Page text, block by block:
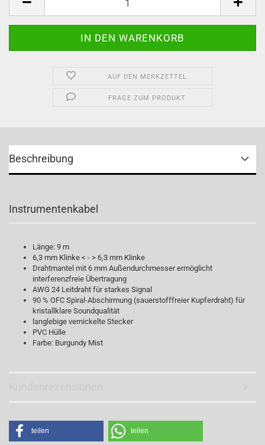
AUF DEN MERKZETTEL
FRAGE ZUM PRODUKT
Beschreibung
Instrumentenkabel
Länge: 9 m
6,3 mm Klinke < - > 6,3 mm Klinke
Drahtmantel mit 6 mm Außendurchmesser ermöglicht
interferenzfreie Übertragung
AWG 24 Leitdraht für starkes Signal
90 % OFC Spiral-Abschirmung (sauerstofffreier Kupferdraht) für
kristallklare Soundqualität
langlebige vernickelte Stecker
PVC Hülle
Farbe: Burgundy Mist
teilen teilen